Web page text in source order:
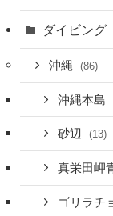
ダイビング
沖縄 (86)
沖縄本島
砂辺 (13)
真栄田岬
ゴリラチ